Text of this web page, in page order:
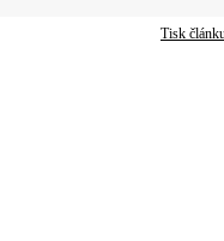
Tisk